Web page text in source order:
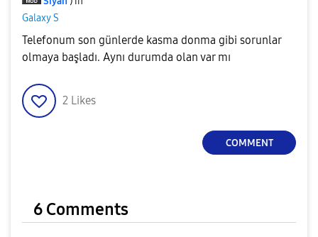
Galaxy S
Telefonum son günlerde kasma donma gibi sorunlar
olmaya başladı. Aynı durumda olan var mı
2 Likes
COMMENT
6 Comments